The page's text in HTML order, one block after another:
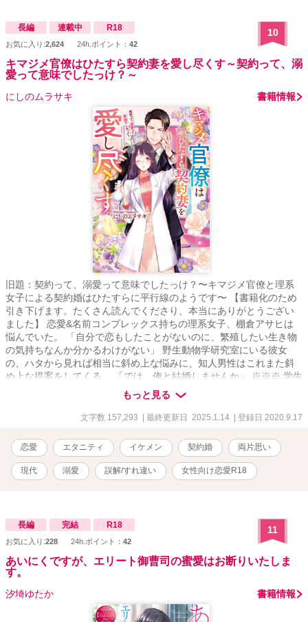
長編 連載中 R18
お気に入り:2,624 24h.ポイント： 42
10
キマジメ官僚はひたすら契約妻を愛し尽くす～契約って、溺
愛って意味でしたっけ？～
にしのムラサキ 書籍情報
旧題：契約って、溺愛って意味でしたっけ？〜キマジメ官僚と理系
女子による契約婚はひたすらに平行線のようです〜 【書籍化のため
引き下げます。たくさん読んでくださり、本当にありがとうござい
ました】 恋愛&名前コンプレックス持ちの理系女子、棚倉アサヒは
悩んでいた。 「自分で恋もしたことがないのに、繁殖したい生き物
の気持ちなんか分かるわけがない」 野生動物学研究室にいる彼女
の、ハタから見れば相当に斜め上な悩みに、知人男性はこれまた斜
め上な提案をしてくる。 「では、俺と結婚しませんか」 ※※※ 学生
時代から片想いしていた女性が論文のために恋をしたいと言い出し
た。 「誰かと寝たら分かるかな。つまり、繁殖行動の真似事を」 彼
女の台詞に、焦りに焦った生真面目な若手キャリア官僚、鮫川桔
ないセリフで──。 ※※※ えっちしてから（ようやく）恋に気がつ
いたアサヒと、絶賛片想い（だと思い込んでる）を続ける桔平の、
ひたすら平行線ないちゃらぶ契約婚のお話です。 「鮫川兄弟シリー
ズ」四男のお話です。
もっと見る
文字数 157,293 | 最終更新日 2025.1.14 | 登録日 2020.9.17
恋愛 エタニティ イケメン 契約婚 両片思い
現代 溺愛 誤解/すれ違い 女性向け恋愛R18
長編 完結 R18
お気に入り:228 24h.ポイント： 42
11
あいにくですが、エリート御曹司の蜜愛はお断りいたしま
す。
汐埼ゆたか 書籍情報